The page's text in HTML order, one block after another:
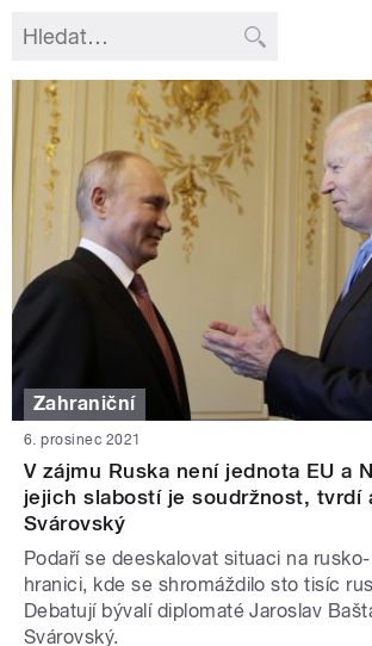
Zahraniční
6. prosinec 2021
V zájmu Ruska není jednota EU a
jejich slabostí je soudržnost, tvrdí
Svárovský
Podaří se deeskalovat situaci na
hranici, kde se shromáždilo sto tisíc
Debatují bývalí diplomaté Jaroslav
Svárovský.